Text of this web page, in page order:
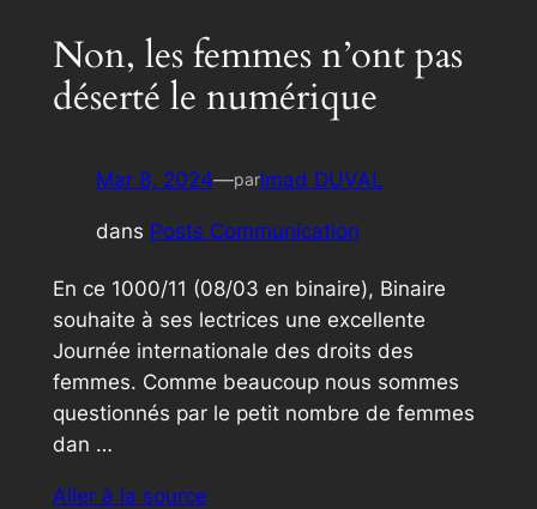
Non, les femmes n’ont pas
déserté le numérique
Mar 8, 2024—parImad DUVAL
dans Posts Communication
En ce 1000/11 (08/03 en binaire), Binaire
souhaite à ses lectrices une excellente
Journée internationale des droits des
femmes. Comme beaucoup nous sommes
questionnés par le petit nombre de femmes
dan …
Aller à la source